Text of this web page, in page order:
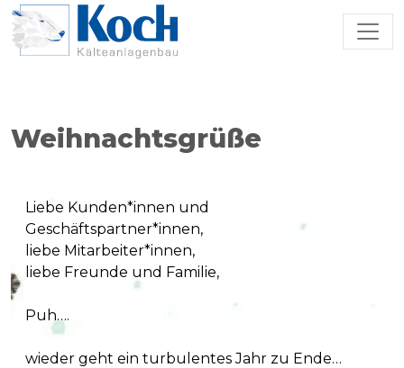
Weihnachtsgrüße
Liebe Kunden*innen und
Geschäftspartner*innen,
liebe Mitarbeiter*innen,
liebe Freunde und Familie,
Puh….
wieder geht ein turbulentes Jahr zu Ende…